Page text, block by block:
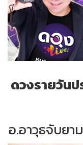
ดวงรายวันป
อ.อาวุธจับย